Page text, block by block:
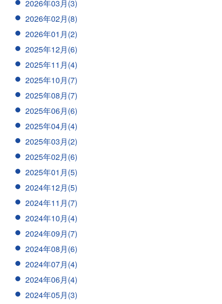
2026年03月(3)
2026年02月(8)
2026年01月(2)
2025年12月(6)
2025年11月(4)
2025年10月(7)
2025年08月(7)
2025年06月(6)
2025年04月(4)
2025年03月(2)
2025年02月(6)
2025年01月(5)
2024年12月(5)
2024年11月(7)
2024年10月(4)
2024年09月(7)
2024年08月(6)
2024年07月(4)
2024年06月(4)
2024年05月(3)